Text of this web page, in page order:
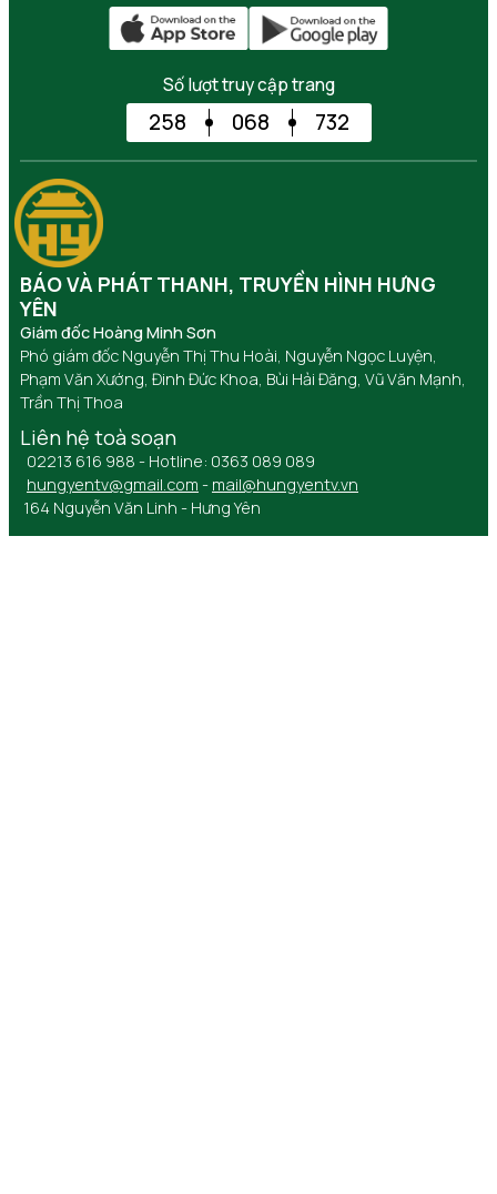
Số lượt truy cập trang
258 068 732
BÁO VÀ PHÁT THANH, TRUYỀN HÌNH HƯNG
YÊN
Giám đốc Hoàng Minh Sơn
Phó giám đốc Nguyễn Thị Thu Hoài, Nguyễn Ngọc Luyện,
Phạm Văn Xướng, Đinh Đức Khoa, Bùi Hải Đăng, Vũ Văn Mạnh,
Trần Thị Thoa
Liên hệ toà soạn
02213 616 988 - Hotline: 0363 089 089
hungyentv@gmail.com - mail@hungyentv.vn
164 Nguyễn Văn Linh - Hưng Yên